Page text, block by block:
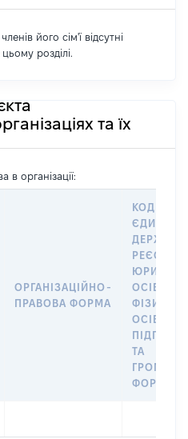
його сім'ї відсутні
розділі.
та їх
в організації:
ОРГАНІЗАЦІЙНО-
ПРАВОВА ФОРМА
КОД В
РЕЄСТРІ
ОСІБ,
ОСІБ –
ТА